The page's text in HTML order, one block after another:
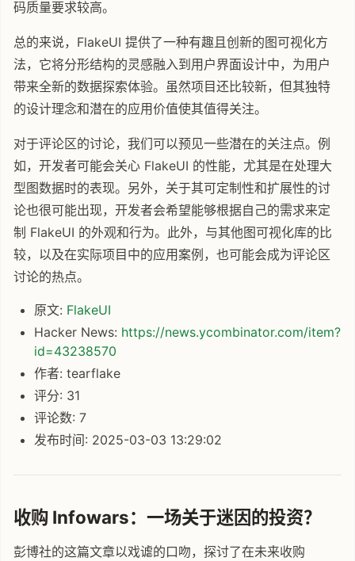
码质量要求较高。
总的来说，FlakeUI 提供了一种有趣且创新的图可视化方
法，它将分形结构的灵感融入到用户界面设计中，为用户
带来全新的数据探索体验。虽然项目还比较新，但其独特
的设计理念和潜在的应用价值使其值得关注。
对于评论区的讨论，我们可以预见一些潜在的关注点。例
如，开发者可能会关心 FlakeUI 的性能，尤其是在处理大
型图数据时的表现。另外，关于其可定制性和扩展性的讨
论也很可能出现，开发者会希望能够根据自己的需求来定
制 FlakeUI 的外观和行为。此外，与其他图可视化库的比
较，以及在实际项目中的应用案例，也可能会成为评论区
讨论的热点。
原文: FlakeUI
Hacker News: https://news.ycombinator.com/item?
id=43238570
作者: tearflake
评分: 31
评论数: 7
发布时间: 2025-03-03 13:29:02
收购 Infowars：一场关于迷因的投资？
彭博社的这篇文章以戏谑的口吻，探讨了在未来收购